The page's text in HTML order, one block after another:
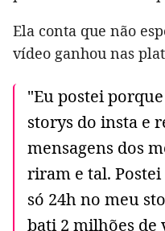
Ela conta que não
vídeo ganhou nas
"Eu postei
storys do insta e
mensagens dos
riram e tal.
só 24h no meu
bati 2 milhões de